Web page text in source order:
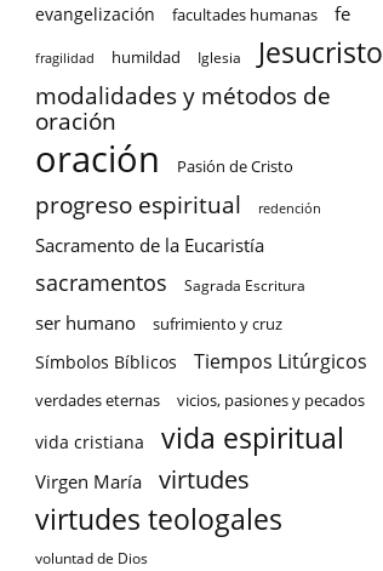
evangelización facultades humanas fe
fragilidad humildad Iglesia Jesucristo
modalidades y métodos de
oración
oración Pasión de Cristo
progreso espiritual redención
Sacramento de la Eucaristía
sacramentos Sagrada Escritura
ser humano sufrimiento y cruz
Símbolos Bíblicos Tiempos Litúrgicos
verdades eternas vicios, pasiones y pecados
vida cristiana vida espiritual
Virgen María virtudes
virtudes teologales
voluntad de Dios